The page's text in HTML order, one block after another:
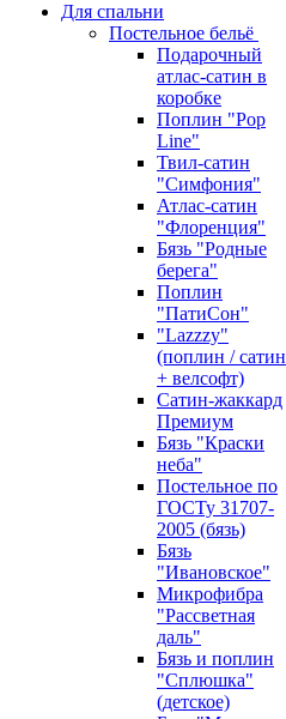
Для спальни
Постельное бельё
Подарочный
атлас-сатин в
коробке
Поплин "Pop
Line"
Твил-сатин
"Симфония"
Атлас-сатин
"Флоренция"
Бязь "Родные
берега"
Поплин
"ПатиСон"
"Lazzzy"
(поплин / сатин
+ велсофт)
Сатин-жаккард
Премиум
Бязь "Краски
неба"
Постельное по
ГОСТу 31707-
2005 (бязь)
Бязь
"Ивановское"
Микрофибра
"Рассветная
даль"
Бязь и поплин
"Сплюшка"
(детское)